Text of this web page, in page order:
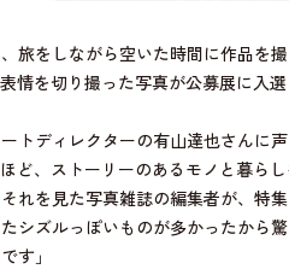
旅をしながら空いた時間に作品を
を切り撮った写真が公募展に入選
トディレクターの有山達也さんに
ど、ストーリーのあるモノと暮ら
れを見た写真雑誌の編集者が、特
シズルっぽいものが多かったから
す」